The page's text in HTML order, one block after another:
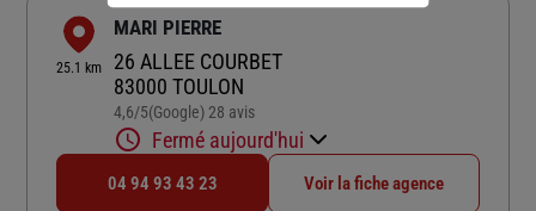
25.1 km
MARI PIERRE
26 ALLEE COURBET
83000 TOULON
4,6/5Note de 4.6 sur 5
(Google) 28 avis
Fermé aujourd'hui
04 94 93 43 23 Voir la fiche agence